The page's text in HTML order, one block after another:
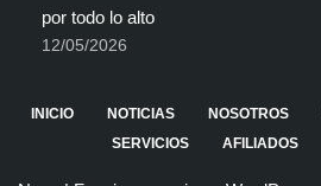
por todo lo alto
12/05/2026
INICIO NOTICIAS NOSOTROS
SERVICIOS
AFILIADOS